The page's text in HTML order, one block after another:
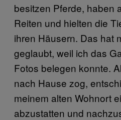
besitzen Pferde, haben
Reiten und hielten die
ihren Häusern. Das hat
geglaubt, weil ich das
Fotos belegen konnte.
nach Hause zog,
meinem alten Wohnort
abzustatten und